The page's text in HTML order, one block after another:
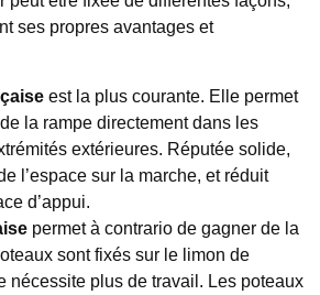
ses propres avantages et
est la plus courante. Elle permet
la rampe directement dans les
extérieures. Réputée solide,
l’espace sur la marche, et réduit
d’appui.
permet à contrario de gagner de la
sont fixés sur le limon de
nécessite plus de travail. Les poteaux